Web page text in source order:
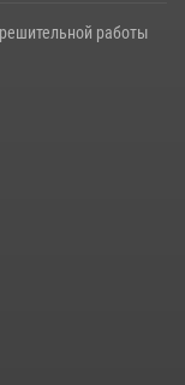
работы